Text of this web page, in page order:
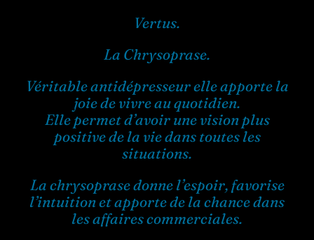
Vertus.
La Chrysoprase.
Véritable antidépresseur elle apporte la
joie de vivre au quotidien.
Elle permet d’avoir une vision plus
positive de la vie dans toutes les
situations.
La chrysoprase donne l’espoir, favorise
l’intuition et apporte de la chance dans
les affaires commerciales.